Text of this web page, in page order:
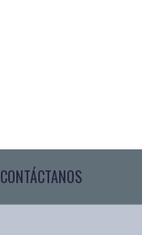
CONTÁCTANOS